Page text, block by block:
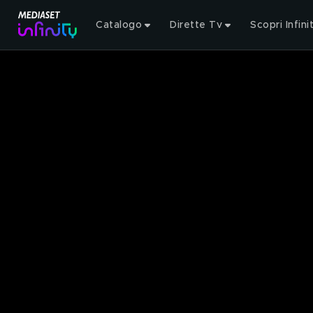
Catalogo Dirette Tv Scopri